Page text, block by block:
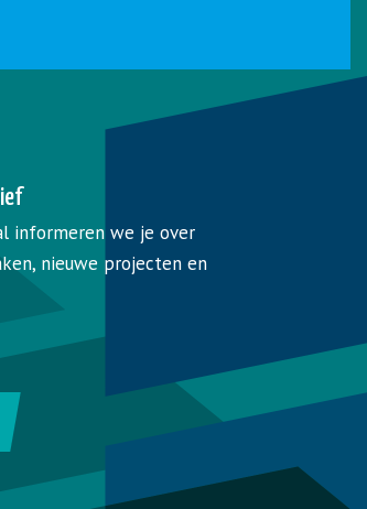
informeren we je over
nieuwe projecten en